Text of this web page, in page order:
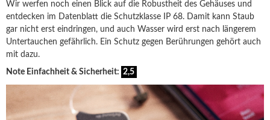
Wir werfen noch einen Blick auf die Robustheit des Gehäuses und
entdecken im Datenblatt die Schutzklasse IP 68. Damit kann Staub
gar nicht erst eindringen, und auch Wasser wird erst nach längerem
Untertauchen gefährlich. Ein Schutz gegen Berührungen gehört auch
mit dazu.
Note Einfachheit & Sicherheit: 2,5